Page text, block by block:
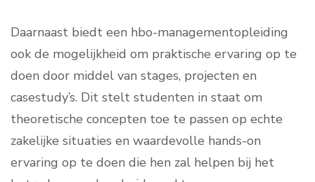
Daarnaast biedt een hbo-managementopleiding
ook de mogelijkheid om praktische ervaring op te
doen door middel van stages, projecten en
casestudy’s. Dit stelt studenten in staat om
theoretische concepten toe te passen op echte
zakelijke situaties en waardevolle hands-on
ervaring op te doen die hen zal helpen bij het